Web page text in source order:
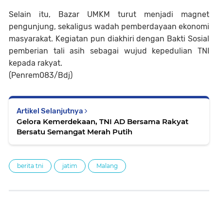
Selain itu, Bazar UMKM turut menjadi magnet
pengunjung, sekaligus wadah pemberdayaan ekonomi
masyarakat. Kegiatan pun diakhiri dengan Bakti Sosial
pemberian tali asih sebagai wujud kepedulian TNI
kepada rakyat.
(Penrem083/Bdj)
Artikel Selanjutnya
Gelora Kemerdekaan, TNI AD Bersama Rakyat
Bersatu Semangat Merah Putih
berita tni jatim Malang